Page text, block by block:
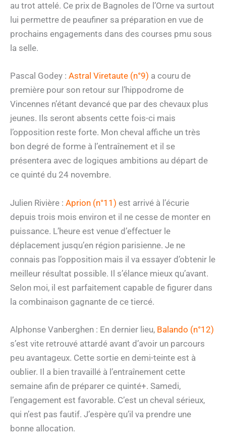
au trot attelé. Ce prix de Bagnoles de l’Orne va surtout
lui permettre de peaufiner sa préparation en vue de
prochains engagements dans des courses pmu sous
la selle.
Pascal Godey : Astral Viretaute (n°9) a couru de
première pour son retour sur l’hippodrome de
Vincennes n’étant devancé que par des chevaux plus
jeunes. Ils seront absents cette fois-ci mais
l’opposition reste forte. Mon cheval affiche un très
bon degré de forme à l’entraînement et il se
présentera avec de logiques ambitions au départ de
ce quinté du 24 novembre.
Julien Rivière : Aprion (n°11) est arrivé à l’écurie
depuis trois mois environ et il ne cesse de monter en
puissance. L’heure est venue d’effectuer le
déplacement jusqu’en région parisienne. Je ne
connais pas l’opposition mais il va essayer d’obtenir le
meilleur résultat possible. Il s’élance mieux qu’avant.
Selon moi, il est parfaitement capable de figurer dans
la combinaison gagnante de ce tiercé.
Alphonse Vanberghen : En dernier lieu, Balando (n°12)
s’est vite retrouvé attardé avant d’avoir un parcours
peu avantageux. Cette sortie en demi-teinte est à
oublier. Il a bien travaillé à l’entraînement cette
semaine afin de préparer ce quinté+. Samedi,
l’engagement est favorable. C’est un cheval sérieux,
qui n’est pas fautif. J’espère qu’il va prendre une
bonne allocation.